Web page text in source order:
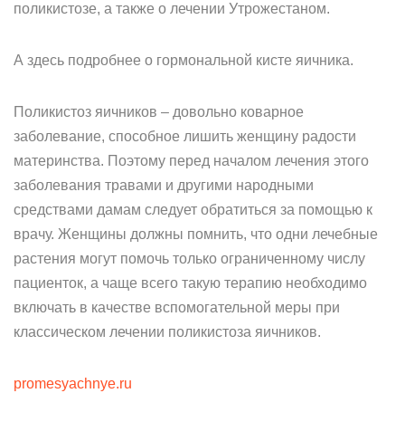
поликистозе, а также о лечении Утрожестаном.
А здесь подробнее о гормональной кисте яичника.
Поликистоз яичников – довольно коварное
заболевание, способное лишить женщину радости
материнства. Поэтому перед началом лечения этого
заболевания травами и другими народными
средствами дамам следует обратиться за помощью к
врачу. Женщины должны помнить, что одни лечебные
растения могут помочь только ограниченному числу
пациенток, а чаще всего такую терапию необходимо
включать в качестве вспомогательной меры при
классическом лечении поликистоза яичников.
promesyachnye.ru